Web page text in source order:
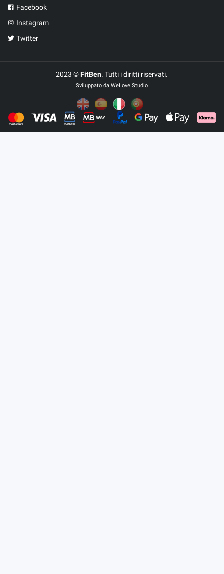
Facebook
Instagram
Twitter
2023 ©FitBen. Tutti i diritti riservati.
Sviluppato da WeLove Studio